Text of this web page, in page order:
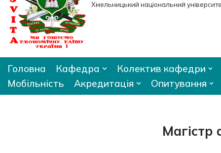
Хмельницький національний
Головна Кафедра
Колектив кафедри
Мобільність
Акредитація Опитування
Магістр